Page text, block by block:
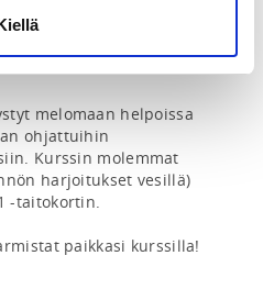
Jokaisena
melomaan helpoissa
ohjattuihin
Kurssin molemmat
harjoitukset vesillä)
-taitokortin.
paikkasi kurssilla!